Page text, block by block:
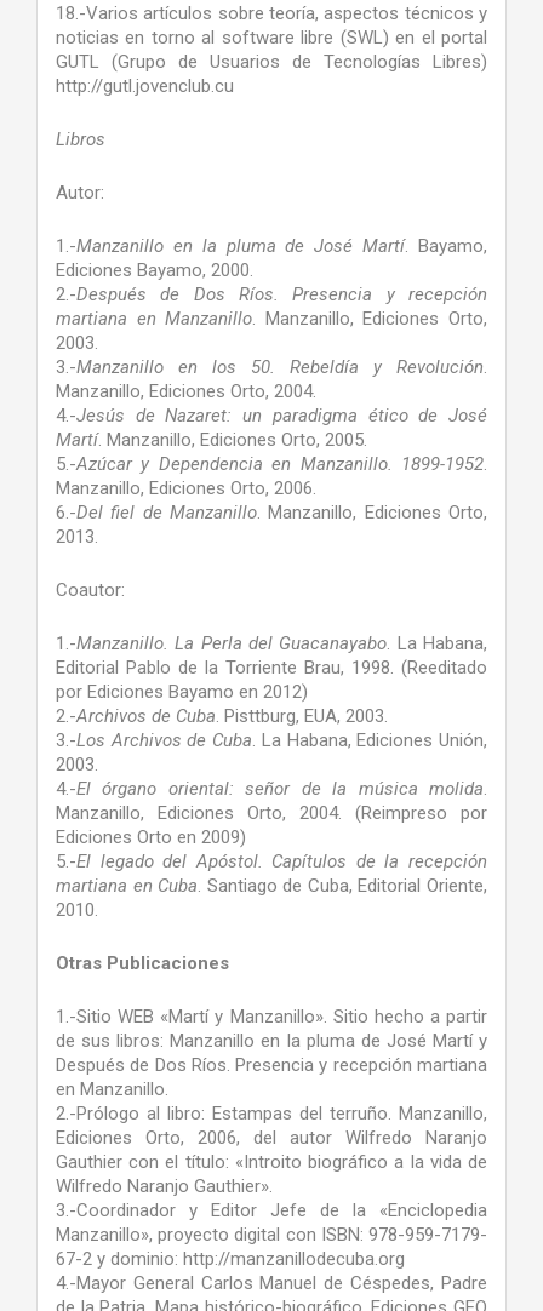
18.-Varios artículos sobre teoría, aspectos técnicos y
noticias en torno al software libre (SWL) en el portal
GUTL (Grupo de Usuarios de Tecnologías Libres)
http://gutl.jovenclub.cu
Libros
Autor:
1.-Manzanillo en la pluma de José Martí. Bayamo,
Ediciones Bayamo, 2000.
2.-Después de Dos Ríos. Presencia y recepción
martiana en Manzanillo. Manzanillo, Ediciones Orto,
2003.
3.-Manzanillo en los 50. Rebeldía y Revolución.
Manzanillo, Ediciones Orto, 2004.
4.-Jesús de Nazaret: un paradigma ético de José
Martí. Manzanillo, Ediciones Orto, 2005.
5.-Azúcar y Dependencia en Manzanillo. 1899-1952.
Manzanillo, Ediciones Orto, 2006.
6.-Del fiel de Manzanillo. Manzanillo, Ediciones Orto,
2013.
Coautor:
1.-Manzanillo. La Perla del Guacanayabo. La Habana,
Editorial Pablo de la Torriente Brau, 1998. (Reeditado
por Ediciones Bayamo en 2012)
2.-Archivos de Cuba. Pisttburg, EUA, 2003.
3.-Los Archivos de Cuba. La Habana, Ediciones Unión,
2003.
4.-El órgano oriental: señor de la música molida.
Manzanillo, Ediciones Orto, 2004. (Reimpreso por
Ediciones Orto en 2009)
5.-El legado del Apóstol. Capítulos de la recepción
martiana en Cuba. Santiago de Cuba, Editorial Oriente,
2010.
Otras Publicaciones
1.-Sitio WEB «Martí y Manzanillo». Sitio hecho a partir
de sus libros: Manzanillo en la pluma de José Martí y
Después de Dos Ríos. Presencia y recepción martiana
en Manzanillo.
2.-Prólogo al libro: Estampas del terruño. Manzanillo,
Ediciones Orto, 2006, del autor Wilfredo Naranjo
Gauthier con el título: «Introito biográfico a la vida de
Wilfredo Naranjo Gauthier».
3.-Coordinador y Editor Jefe de la «Enciclopedia
Manzanillo», proyecto digital con ISBN: 978-959-7179-
67-2 y dominio: http://manzanillodecuba.org
4.-Mayor General Carlos Manuel de Céspedes, Padre